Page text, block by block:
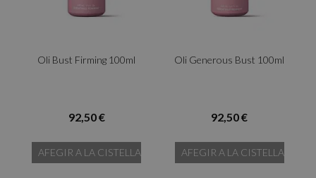
Oli Bust Firming 100ml
92,50 €
AFEGIR A LA CISTELLA
Oli Generous Bust 100ml
92,50 €
AFEGIR A LA CISTELLA